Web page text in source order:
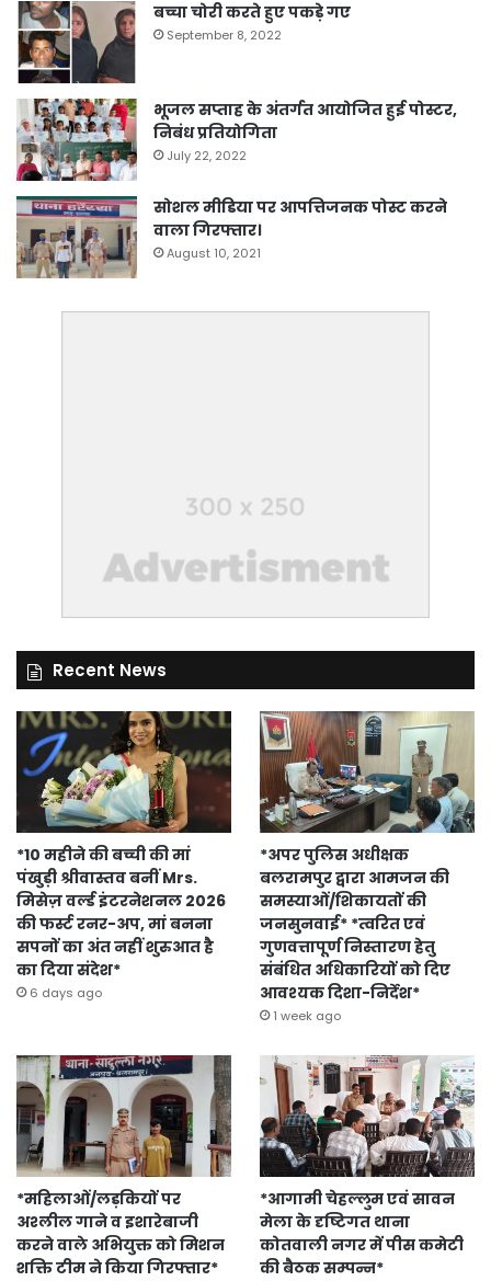
बच्चा चोरी करते हुए पकड़े गए
September 8, 2022
भूजल सप्ताह के अंतर्गत आयोजित हुई पोस्टर,
निबंध प्रतियोगिता
July 22, 2022
सोशल मीडिया पर आपत्तिजनक पोस्ट करने
वाला गिरफ्तार।
August 10, 2021
Recent News
*10 महीने की बच्ची की मां
पंखुड़ी श्रीवास्तव बनीं Mrs.
मिसेज़ वर्ल्ड इंटरनेशनल 2026
की फर्स्ट रनर-अप, मां बनना
सपनों का अंत नहीं शुरुआत है
का दिया संदेश*
6 days ago
*अपर पुलिस अधीक्षक
बलरामपुर द्वारा आमजन की
समस्याओं/शिकायतों की
जनसुनवाई* *त्वरित एवं
गुणवत्तापूर्ण निस्तारण हेतु
संबंधित अधिकारियों को दिए
आवश्यक दिशा-निर्देश*
1 week ago
*महिलाओं/लड़कियों पर
अश्लील गाने व इशारेबाजी
करने वाले अभियुक्त को मिशन
शक्ति टीम ने किया गिरफ्तार*
*आगामी चेहल्लुम एवं सावन
मेला के दृष्टिगत थाना
कोतवाली नगर में पीस कमेटी
की बैठक सम्पन्न*